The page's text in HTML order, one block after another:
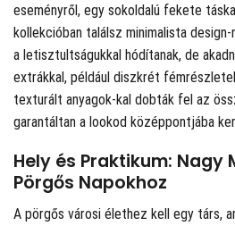
eseményről, egy sokoldalú fekete
kollekcióban találsz minimalista
a letisztultságukkal hódítanak, de
extrákkal, például diszkrét
texturált anyagok-kal dobták fel az
garantáltan a lookod középpontjába
Hely és Praktikum: Nagy
Pörgős Napokhoz
A pörgős városi élethez kell egy társ,